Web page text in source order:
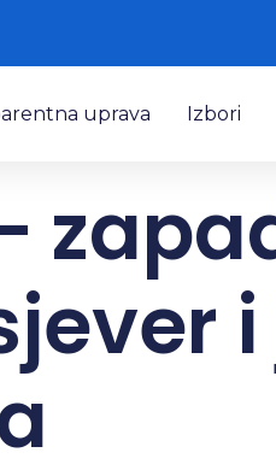
uprava Izbori